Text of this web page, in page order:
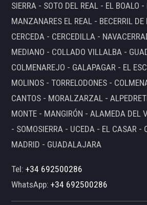
SIERRA - SOTO DEL REAL - EL BOALO
MANZANARES EL REAL - BECERRIL DE
CERCEDA - CERCEDILLA -
MEDIANO - COLLADO VILLALBA -
COLMENAREJO - GALAPAGAR - EL
MOLINOS - TORRELODONES -
CANTOS - MORALZARZAL -
MONTE - MANGIRÓN - ALAMEDA DEL
- SOMOSIERRA - UCEDA - EL CASAR -
MADRID - GUADALAJARA
Tel:+34 692500286
WhatsApp:+34 692500286